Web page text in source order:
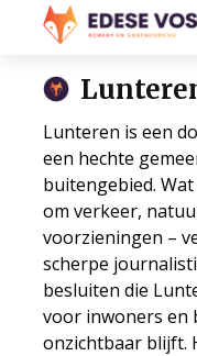
Lunteren is een
een hechte
buitengebied.
om verkeer,
voorzieningen –
scherpe
besluiten die
voor inwoners en
onzichtbaar blijft.